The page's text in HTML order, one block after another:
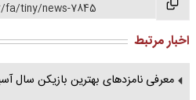
fa/tiny/news-7845
اخبار مرتبط
معرفی نامزدهای بهترین بازیکن سال